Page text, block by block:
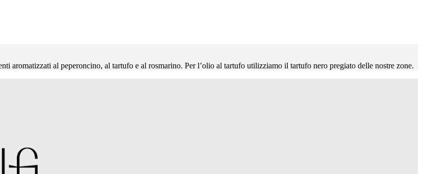
aromatizzati al peperoncino, al tartufo e al rosmarino. Per l’olio al tartufo utilizziamo il tartufo nero pregiato delle nostre zone.